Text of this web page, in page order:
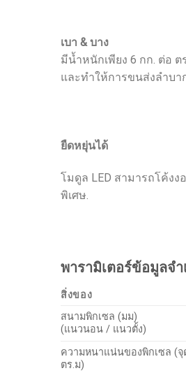
เบา & บาง
มีน้ำหนักเพียง 6 กก. ต่อ
และทำให้การขนส่งลำบา
ยืดหยุ่นได้
โมดูล LED สามารถโค้ง
พิเศษ.
พารามิเตอร์ข้อมูลจำ
สิ่งของ
สนามพิกเซล (มม)
(แนวนอน / แนวตั้ง)
ความหนาแน่นของพิกเซล (
ตร.ม)